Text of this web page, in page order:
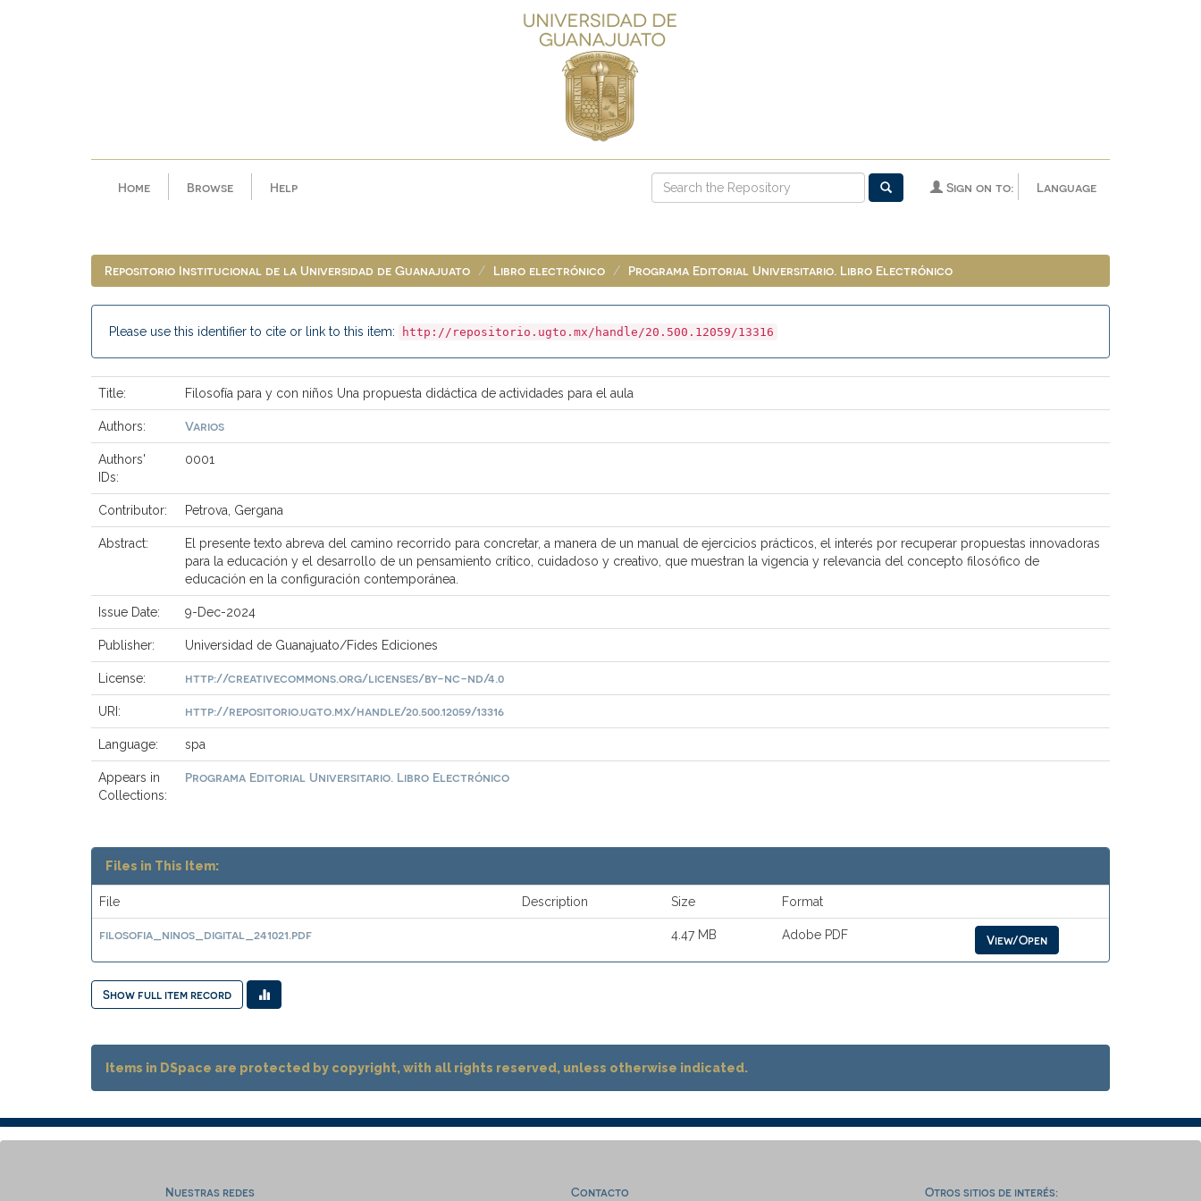
Home Browse Help Language
Sign on to:
Repositorio Institucional de la Universidad de Guanajuato Libro electrónico Programa Editorial Universitario. Libro Electrónico
Please use this identifier to cite or link to this item: http://repositorio.ugto.mx/handle/20.500.12059/13316
Title: Filosofía para y con niños Una propuesta didáctica de actividades para el aula
Authors: Varios
Authors'
IDs:
0001
Contributor: Petrova, Gergana
Abstract:
El presente texto abreva del camino recorrido para concretar, a manera de un manual de ejercicios prácticos, el interés por recuperar propuestas innovadoras
para la educación y el desarrollo de un pensamiento crítico, cuidadoso y creativo, que muestran la vigencia y relevancia del concepto filosófico de
educación en la configuración contemporánea.
Issue Date: 9-Dec-2024
Publisher: Universidad de Guanajuato/Fides Ediciones
License: http://creativecommons.org/licenses/by-nc-nd/4.0
URI: http://repositorio.ugto.mx/handle/20.500.12059/13316
Language: spa
Appears in
Collections:
Programa Editorial Universitario. Libro Electrónico
Files in This Item:
File Description Size Format
filosofia_ninos_digital_241021.pdf 4.47 MB Adobe PDF View/Open
Show full item record
Items in DSpace are protected by copyright, with all rights reserved, unless otherwise indicated.
Nuestras redes Contacto Otros sitios de interés: